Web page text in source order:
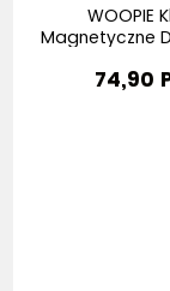
WOOPIE
Magnetyczne
74,90